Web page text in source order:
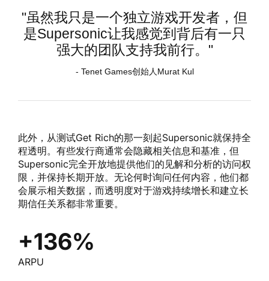
"虽然我只是一个独立游戏开发者，但
是Supersonic让我感觉到背后有一只
强大的团队支持我前行。"
- Tenet Games创始人Murat Kul
此外，从测试Get Rich的那一刻起Supersonic就保持全
程透明。有些发行商通常会隐藏相关信息和基准，但
Supersonic完全开放地提供他们的见解和分析的访问权
限，并保持长期开放。无论何时询问任何内容，他们都
会展示相关数据，而透明度对于游戏持续增长和建立长
期信任关系都非常重要。
+136%
ARPU